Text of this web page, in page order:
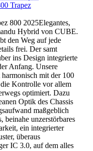
Trapez
800 2025Elegantes,
Hybrid von CUBE.
den Weg auf jede
frei. Der samt
ins Design integrierte
Anfang. Unsere
mit der 100
Kontrolle vor allem
optimiert. Dazu
Optik des Chassis
maßgeblich
beinahe unzerstörbares
ein integrierter
überaus
IC 3.0, auf dem alles